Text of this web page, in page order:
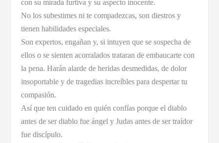
con su mirada furtiva y su aspecto inocente.
No los subestimes ni te compadezcas, son diestros y
tienen habilidades especiales.
Son expertos, engañan y, si intuyen que se sospecha de
ellos o se sienten acorralados trataran de embaucarte con
la pena. Harán alarde de heridas desmedidas, de dolor
insoportable y de tragedias increíbles para despertar tu
compasión.
Así que ten cuidado en quién confías porque el diablo
antes de ser diablo fue ángel y Judas antes de ser traídor
fue discípulo.